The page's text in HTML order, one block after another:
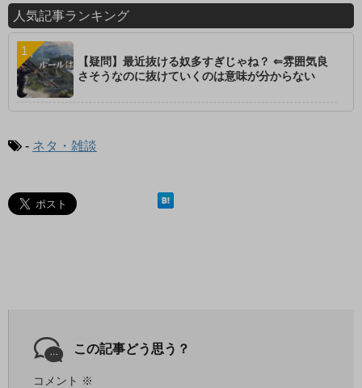
人気記事ランキング
【疑問】最近抜ける奴多すぎじゃね？ ⇐雰囲気良
さそうなのに抜けていくのは意味が分からない
- ネタ・雑談
この記事どう思う？
コメント ※